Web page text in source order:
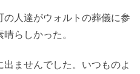
人達がウォルトの葬儀に参
らしかった。
ませんでした。いつものよ